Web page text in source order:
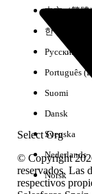
Select Org
中文（繁體
한국어
Русский
Português
Suomi
Dansk
Svenska
Nederlands
Norsk
© Copyright
reservados. Las
respectivos